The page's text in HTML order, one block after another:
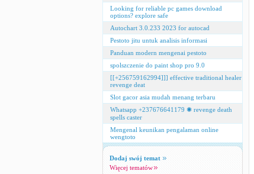
Looking for reliable pc games download
options? explore safe
Autochart 3.0.233 2023 for autocad
Pestoto jitu untuk analisis informasi
Panduan modern mengenai pestoto
spolszczenie do paint shop pro 9.0
[[+256759162994]]] effective traditional healer
revenge deat
Slot gacor asia mudah menang terbaru
Whatsapp +237676641179 ✺ revenge death
spells caster
Mengenal keunikan pengalaman online
wengtoto
Dodaj swój temat
Więcej tematów